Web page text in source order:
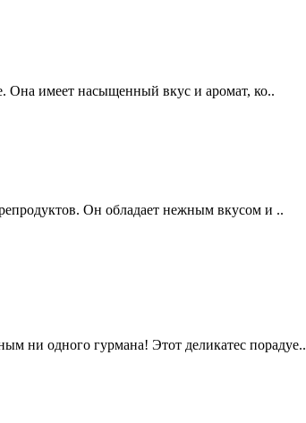
Она имеет насыщенный вкус и аромат, ко..
Он обладает нежным вкусом и ..
ни одного гурмана! Этот деликатес порадуе..